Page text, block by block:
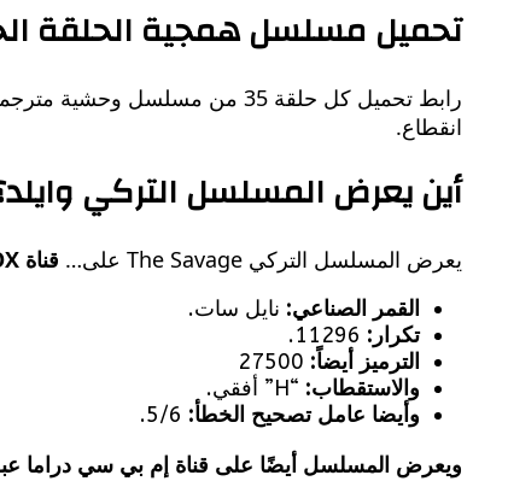
تحميل مسلسل همجية الحلقة
انقطاع.
أين يعرض المسلسل التركي
يعرض المسلسل التركي The Savage على… قناة FOX التركية على التردد التالي:
القمر الصناعي: نايل سات.
تكرار:
الترميز أيضاً:
والاستقطاب: “H” أفقي.
وأيضا عامل تصحيح الخطأ:
ويعرض المسلسل أيضًا على قناة إم بي سي دراما